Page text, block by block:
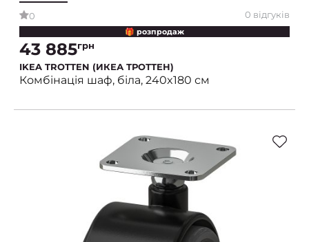
0 0 відгуків
🎁 розпродаж
43 885грн
IKEA TROTTEN (ИКЕА ТРОТТЕН)
Комбінація шаф, біла, 240x180 см